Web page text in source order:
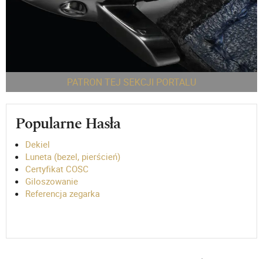
PATRON TEJ SEKCJI PORTALU
Popularne Hasła
Dekiel
Luneta (bezel, pierścień)
Certyfikat COSC
Giloszowanie
Referencja zegarka